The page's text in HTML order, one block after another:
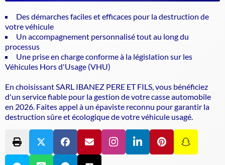
Des démarches faciles et efficaces pour la destruction de
votre véhicule
Un accompagnement personnalisé tout au long du
processus
Une prise en charge conforme à la législation sur les
Véhicules Hors d'Usage (VHU)
En choisissant SARL IBANEZ PERE ET FILS, vous bénéficiez
d'un service fiable pour la gestion de votre casse automobile
en 2026. Faites appel à un épaviste reconnu pour garantir la
destruction sûre et écologique de votre véhicule usagé.